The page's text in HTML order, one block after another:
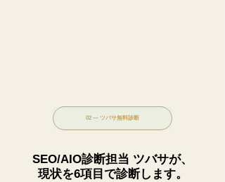
02 — ツバサ無料診断
SEO/AIO診断担当 ツバサが、
現状を6項目で診断します。